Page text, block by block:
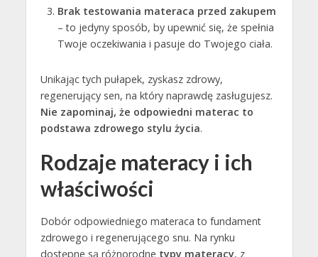
Brak testowania materaca przed zakupem
– to jedyny sposób, by upewnić się, że spełnia
Twoje oczekiwania i pasuje do Twojego ciała.
Unikając tych pułapek, zyskasz zdrowy,
regenerujący sen, na który naprawdę zasługujesz.
Nie zapominaj, że odpowiedni materac to
podstawa zdrowego stylu życia.
Rodzaje materacy i ich
właściwości
Dobór odpowiedniego materaca to fundament
zdrowego i regenerującego snu. Na rynku
dostępne są różnorodne typy materacy, z